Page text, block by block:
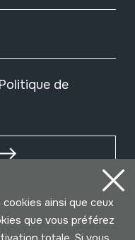
Politique de
ainsi que ceux
que vous préférez